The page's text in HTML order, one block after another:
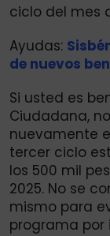
ciclo del mes
Ayudas:
de nuevos
Si usted es
Ciudadana,
nuevamente
tercer ciclo
los 500 mil
2025. No se
mismo para
programa